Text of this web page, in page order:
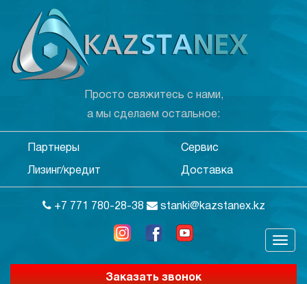
Просто свяжитесь с нами,
а мы сделаем остальное:
Партнеры Сервис
Лизинг/кредит Доставка
+7 771 780-28-38 stanki@kazstanex.kz
Заказать звонок